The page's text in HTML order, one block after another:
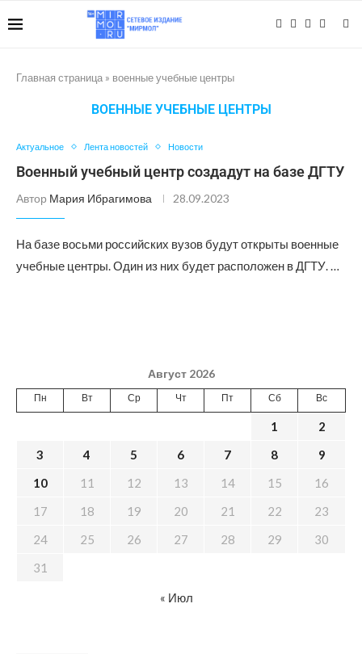
Главная страница » военные учебные центры
ВОЕННЫЕ УЧЕБНЫЕ ЦЕНТРЫ
Актуальное Лента новостей Новости
Военный учебный центр создадут на базе ДГТУ
Автор Мария Ибрагимова 28.09.2023
На базе восьми российских вузов будут открыты военные
учебные центры. Один из них будет расположен в ДГТУ. …
Август 2026
Пн Вт Ср Чт Пт Сб Вс
1
2
3
4 5 6 7 8
9
10
11 12 13 14 15
16
17
18 19 20 21 22
23
24
25 26 27 28 29
30
31
« Июл